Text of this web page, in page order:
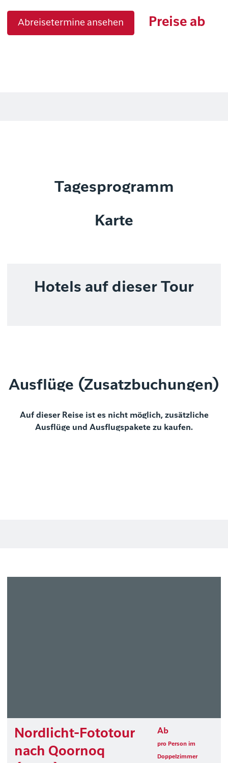
Abreisetermine ansehen Preise ab
Tagesprogramm
Karte
Hotels auf dieser Tour
Ausflüge (Zusatzbuchungen)
Auf dieser Reise ist es nicht möglich, zusätzliche
Ausflüge und Ausflugspakete zu kaufen.
Nordlicht-Fototour
nach Qoornoq
Ab
pro Person im
Doppelzimmer